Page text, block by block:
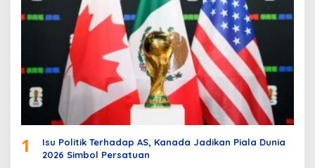
1
Isu Politik Terhadap AS, Kanada Jadikan Piala Dunia
2026 Simbol Persatuan